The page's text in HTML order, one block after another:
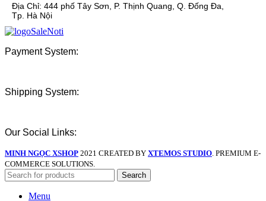
Địa Chỉ: 444 phố Tây Sơn, P. Thịnh Quang, Q. Đống Đa,
Tp. Hà Nội
Payment System:
Shipping System:
Our Social Links:
MINH NGỌC XSHOP 2021 CREATED BY XTEMOS STUDIO . PREMIUM E-
COMMERCE SOLUTIONS.
Search
Menu